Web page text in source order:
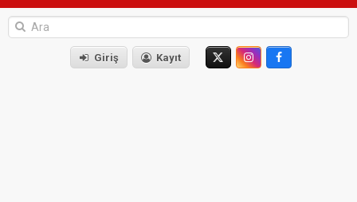
Giriş Kayıt